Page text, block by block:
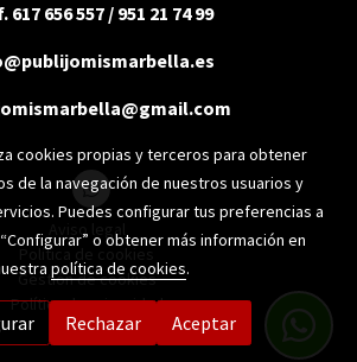
617 656 557 / 951 21 74 99
Aviso legal
Política de cookies
Gestión de cookies
Política de privacidad
cookies propias y terceros para obtener
de la navegación de nuestros usuarios y
Puedes configurar tus preferencias a
o obtener más información en
política de cookies.
Rechazar Aceptar